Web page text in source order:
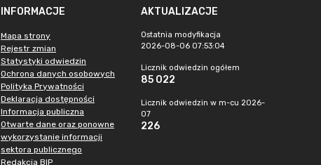
INFORMACJE
Mapa strony
Rejestr zmian
Statystyki odwiedzin
Ochrona danych osobowych
Polityka Prywatności
Deklaracja dostępności
Informacja publiczna
Otwarte dane oraz ponowne
wykorzystanie informacji
sektora publicznego
Redakcja BIP
AKTUALIZACJE
Ostatnia modyfikacja
2026-08-06 07:53:04
Licznik odwiedzin ogółem
85 022
Licznik odwiedzin w m-cu 2026-
07
226